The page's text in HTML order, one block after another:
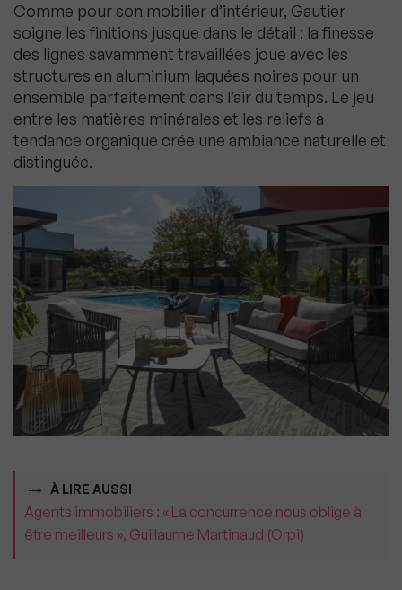
Comme pour son mobilier d’intérieur, Gautier
soigne les finitions jusque dans le détail : la finesse
des lignes savamment travaillées joue avec les
structures en aluminium laquées noires pour un
ensemble parfaitement dans l’air du temps. Le jeu
entre les matières minérales et les reliefs à
tendance organique crée une ambiance naturelle et
distinguée.
À LIRE AUSSI
Agents immobiliers : « La concurrence nous oblige à
être meilleurs », Guillaume Martinaud (Orpi)